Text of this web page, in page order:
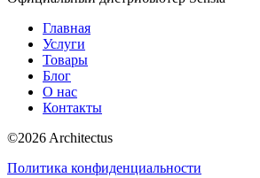
Главная
Услуги
Товары
Блог
О нас
Контакты
©2026 Architectus
Политика конфиденциальности